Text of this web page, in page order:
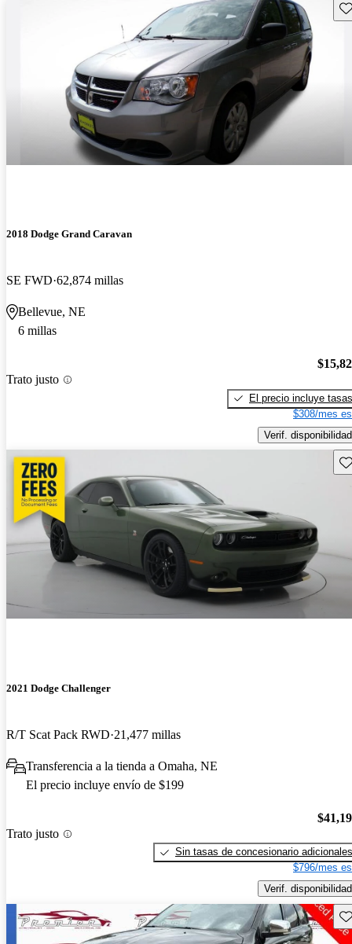
2018 Dodge Grand Caravan
SE FWD 62,874 millas
Bellevue, NE
6 millas
Trato justo
El precio incluye tasas
$308/mes
Verif. disponibilidad
2021 Dodge Challenger
R/T Scat Pack RWD 21,477 millas
Transferencia a la tienda a Omaha, NE
El precio incluye envío de $199
Trato justo
Sin tasas de concesionario adicionales
$796/mes
Verif. disponibilidad